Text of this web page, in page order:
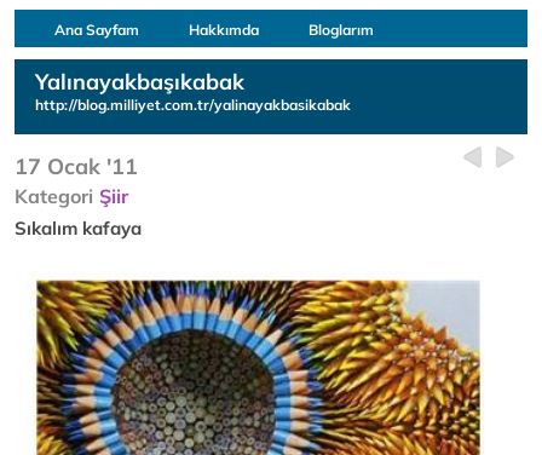
Ana Sayfam Hakkımda Bloglarım
Yalınayakbaşıkabak
http://blog.milliyet.com.tr/yalinayakbasikabak
17 Ocak '11
Kategori Şiir
Sıkalım kafaya